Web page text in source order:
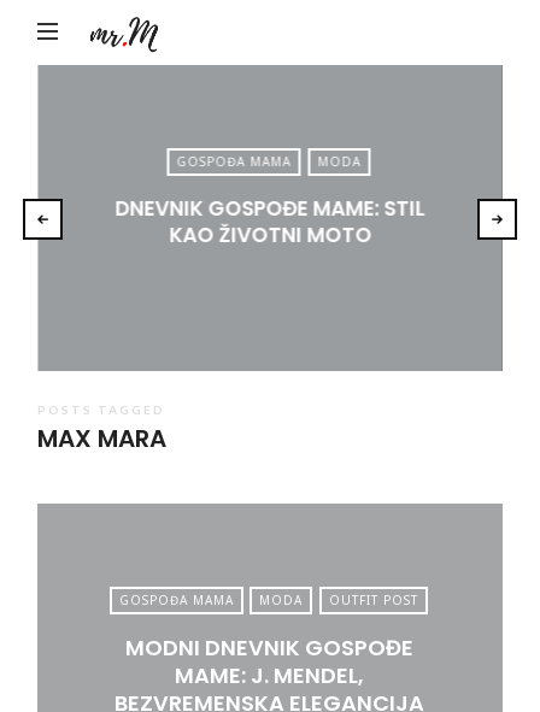
by
Tadić
GOSPOĐA MAMA MODA
DNEVNIK GOSPOĐE MAME: STIL
KAO ŽIVOTNI MOTO
POSTS TAGGED
MAX MARA
GOSPOĐA MAMA MODA OUTFIT POST
MODNI DNEVNIK GOSPOĐE
MAME: J. MENDEL,
BEZVREMENSKA ELEGANCIJA